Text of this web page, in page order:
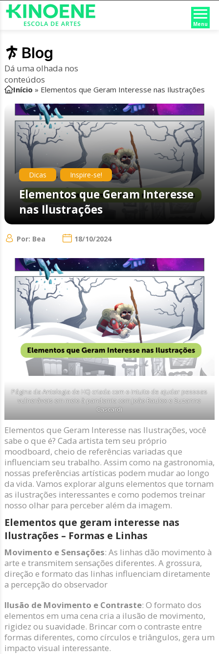
Menu
Blog
Dá uma olhada nos
conteúdos
Início » Elementos que Geram Interesse nas Ilustrações
Dicas , Inspire-se!
Elementos que Geram Interesse
nas Ilustrações
Por: Bea 18/10/2024
Página da Antologia de HQ criada com o intuito de ajudar pessoas
vulneráveis em meio à pandemia com João Raulex e Suzanne
Cascardi
Elementos que Geram Interesse nas Ilustrações, você
sabe o que é? Cada artista tem seu próprio
moodboard, cheio de referências variadas que
influenciam seu trabalho. Assim como na gastronomia,
nossas preferências artísticas podem mudar ao longo
da vida. Vamos explorar alguns elementos que tornam
as ilustrações interessantes e como podemos treinar
nosso olhar para perceber além da imagem.
Elementos que geram interesse nas
Ilustrações – Formas e Linhas
Movimento e Sensações: As linhas dão movimento à
arte e transmitem sensações diferentes. A grossura,
direção e formato das linhas influenciam diretamente
a percepção do observador
Ilusão de Movimento e Contraste: O formato dos
elementos em uma cena cria a ilusão de movimento,
rigidez ou suavidade. Brincar com o contraste entre
formas diferentes, como círculos e triângulos, gera um
impacto visual interessante.